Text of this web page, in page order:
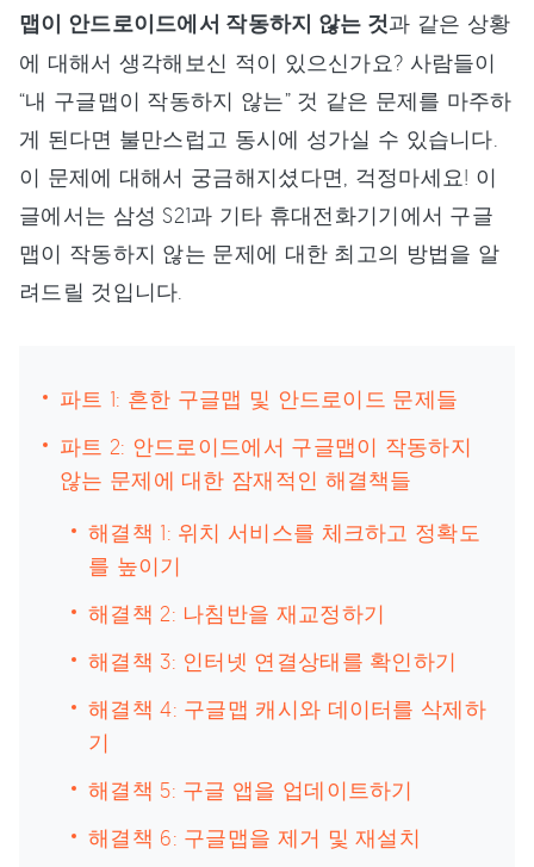
맵이 안드로이드에서 작동하지 않는 것과 같은 상황
에 대해서 생각해보신 적이 있으신가요? 사람들이
“내 구글맵이 작동하지 않는” 것 같은 문제를 마주하
게 된다면 불만스럽고 동시에 성가실 수 있습니다.
이 문제에 대해서 궁금해지셨다면, 걱정마세요! 이
글에서는 삼성 S21과 기타 휴대전화기기에서 구글
맵이 작동하지 않는 문제에 대한 최고의 방법을 알
려드릴 것입니다.
파트 1: 흔한 구글맵 및 안드로이드 문제들
파트 2: 안드로이드에서 구글맵이 작동하지
않는 문제에 대한 잠재적인 해결책들
해결책 1: 위치 서비스를 체크하고 정확도
를 높이기
해결책 2: 나침반을 재교정하기
해결책 3: 인터넷 연결상태를 확인하기
해결책 4: 구글맵 캐시와 데이터를 삭제하
기
해결책 5: 구글 앱을 업데이트하기
해결책 6: 구글맵을 제거 및 재설치